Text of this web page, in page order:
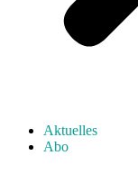
Aktuelles
Abo